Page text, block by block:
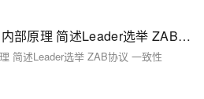
Hadoop-31 ZooKeeper 内部原理 简述Leader选举 ZAB协议 一致性
简述Leader选举 ZAB协议 一致性